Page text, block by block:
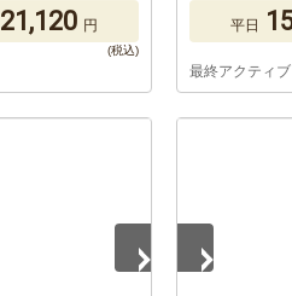
21,120 円 平日
最終アクティ